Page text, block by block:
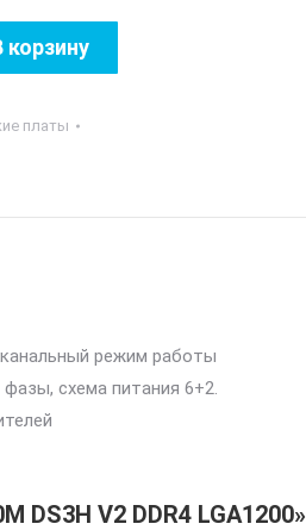
корзину
платы
режим работы
схема питания 6+2.
DS3H V2 DDR4 LGA1200»